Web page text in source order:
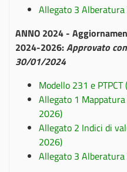
Allegato 3
ANNO 2024 -
2024-2026:Approvato
30/01/2024
Modello 231 e
Allegato 1
2026)
Allegato 2 Indici di
2026)
Allegato 3